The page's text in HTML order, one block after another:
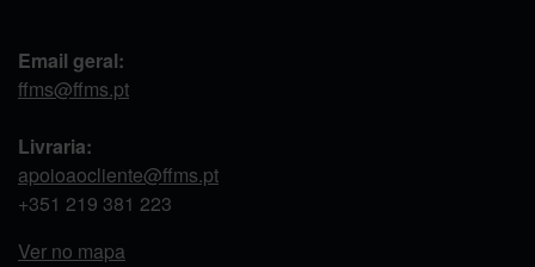
Email geral:
ffms@ffms.pt
Livraria:
apoioaocliente@ffms.pt
+351 219 381 223
Ver no mapa